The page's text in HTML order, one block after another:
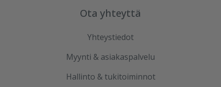
Ota yhteyttä
Yhteystiedot
Myynti & asiakaspalvelu
Hallinto & tukitoiminnot